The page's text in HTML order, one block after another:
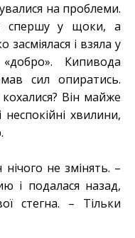
на проблеми.
спершу у щоки, а
засміялася і взяла у
Кипивода
сил опиратись.
Він майже
хвилини,
не змінять. –
і подалася назад,
стегна. – Тільки